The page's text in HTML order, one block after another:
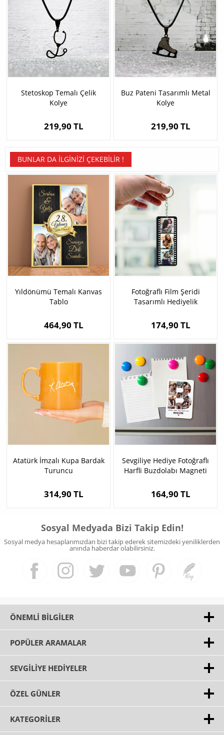
Stetoskop Temalı Çelik
Kolye
219,90 TL
Buz Pateni Tasarımlı Metal
Kolye
219,90 TL
BUNLAR DA İLGINIZI ÇEKEBILIR !
Yıldönümü Temalı Kanvas
Tablo
464,90 TL
Fotoğraflı Film Şeridi
Tasarımlı Hediyelik
174,90 TL
Atatürk İmzalı Kupa Bardak
Turuncu
314,90 TL
Sevgiliye Hediye Fotoğraflı
Harfli Buzdolabı Magneti
164,90 TL
Sosyal Medyada Bizi Takip Edin!
Sosyal medya hesaplarımızdan bizi takip ederek sitemizdeki yeniliklerden
anında haberdar olabilirsiniz.
ÖNEMLI BILGILER
POPÜLER ARAMALAR
SEVGILIYE HEDIYELER
ÖZEL GÜNLER
KATEGORILER